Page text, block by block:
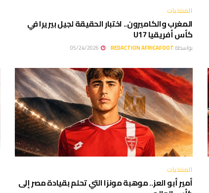
المنتخبات
المغرب والكاميرون.. اختبار الحقيقة لجيل بيريرا في
كأس أفريقيا U17
بواسطةREDACTION AFRICAFOOT
المنتخبات
أمير أبو العز.. موهبة مونزا التي تحلم بقيادة مصر إلى